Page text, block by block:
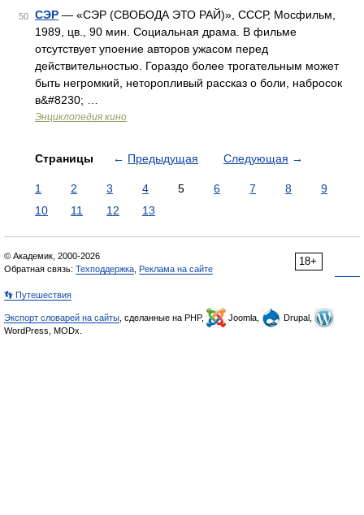
50 СЭР — «СЭР (СВОБОДА ЭТО РАЙ)», СССР, Мосфильм,
1989, цв., 90 мин. Социальная драма. В фильме
отсутствует упоение авторов ужасом перед
действительностью. Гораздо более трогательным может
быть негромкий, неторопливый рассказ о боли, набросок
в&#8230; …
Энциклопедия кино
Страницы ← Предыдущая Следующая →
1 2 3 4 5 6 7 8
9
10
11 12 13
18+
© Академик, 2000-2026
Обратная связь: Техподдержка Реклама на сайте
👣 Путешествия
Экспорт словарей на сайты , сделанные на PHP, Joomla,
Drupal,
WordPress, MODx.